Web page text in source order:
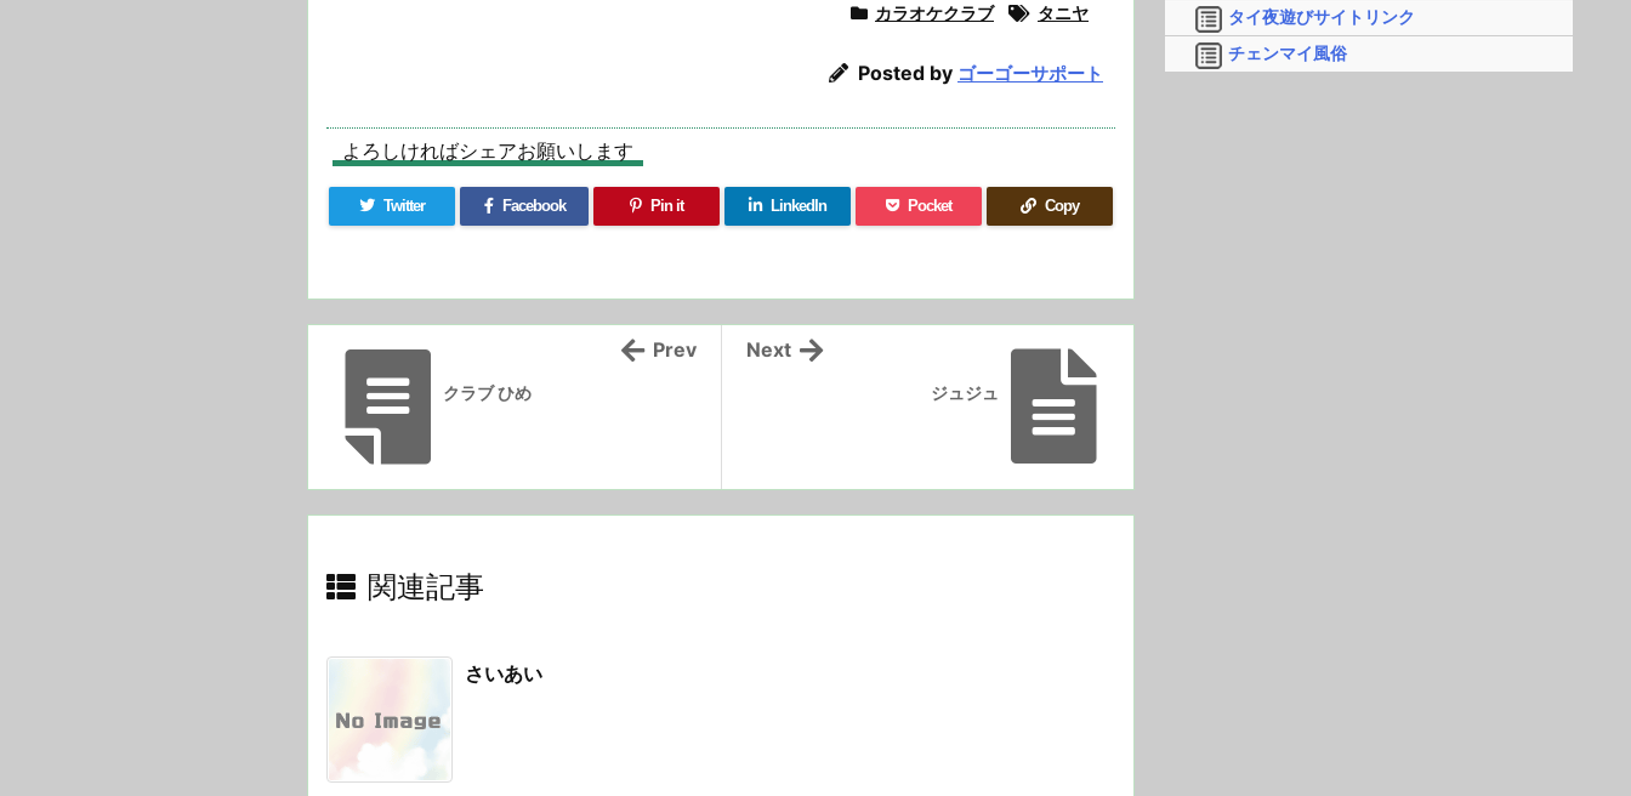
カラオケクラブ タニヤ
Posted by ゴーゴーサポート
よろしければシェアお願いします
Twitter Facebook Pin it LinkedIn Pocket Copy
ジュジュ
Next
クラブ ひめ
Prev
関連記事
さいあい
タイ夜遊びサイトリンク
チェンマイ風俗